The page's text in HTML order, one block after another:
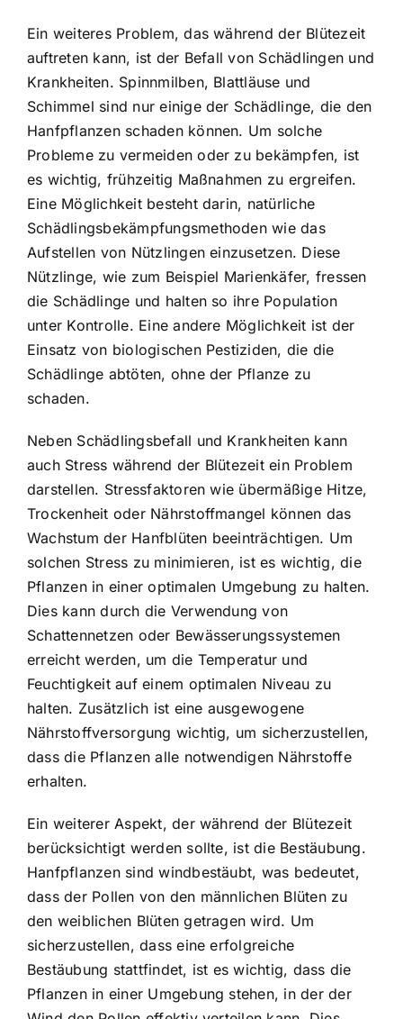
Ein weiteres Problem, das während der Blütezeit
auftreten kann, ist der Befall von Schädlingen und
Krankheiten. Spinnmilben, Blattläuse und
Schimmel sind nur einige der Schädlinge, die den
Hanfpflanzen schaden können. Um solche
Probleme zu vermeiden oder zu bekämpfen, ist
es wichtig, frühzeitig Maßnahmen zu ergreifen.
Eine Möglichkeit besteht darin, natürliche
Schädlingsbekämpfungsmethoden wie das
Aufstellen von Nützlingen einzusetzen. Diese
Nützlinge, wie zum Beispiel Marienkäfer, fressen
die Schädlinge und halten so ihre Population
unter Kontrolle. Eine andere Möglichkeit ist der
Einsatz von biologischen Pestiziden, die die
Schädlinge abtöten, ohne der Pflanze zu
schaden.
Neben Schädlingsbefall und Krankheiten kann
auch Stress während der Blütezeit ein Problem
darstellen. Stressfaktoren wie übermäßige Hitze,
Trockenheit oder Nährstoffmangel können das
Wachstum der Hanfblüten beeinträchtigen. Um
solchen Stress zu minimieren, ist es wichtig, die
Pflanzen in einer optimalen Umgebung zu halten.
Dies kann durch die Verwendung von
Schattennetzen oder Bewässerungssystemen
erreicht werden, um die Temperatur und
Feuchtigkeit auf einem optimalen Niveau zu
halten. Zusätzlich ist eine ausgewogene
Nährstoffversorgung wichtig, um sicherzustellen,
dass die Pflanzen alle notwendigen Nährstoffe
erhalten.
Ein weiterer Aspekt, der während der Blütezeit
berücksichtigt werden sollte, ist die Bestäubung.
Hanfpflanzen sind windbestäubt, was bedeutet,
dass der Pollen von den männlichen Blüten zu
den weiblichen Blüten getragen wird. Um
sicherzustellen, dass eine erfolgreiche
Bestäubung stattfindet, ist es wichtig, dass die
Pflanzen in einer Umgebung stehen, in der der